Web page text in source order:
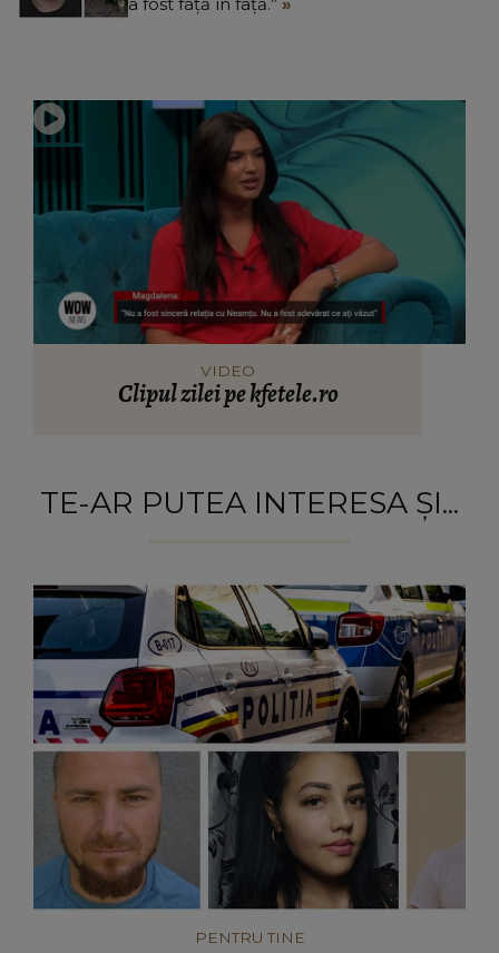
a fost față în față.”
VIDEO
Clipul zilei pe kfetele.ro
TE-AR PUTEA INTERESA ȘI...
PENTRU TINE